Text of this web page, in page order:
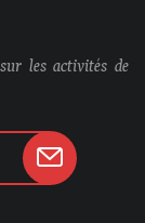
les activités de